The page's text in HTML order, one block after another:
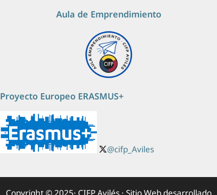
Aula de Emprendimiento
Proyecto Europeo ERASMUS+
@cifp_Aviles